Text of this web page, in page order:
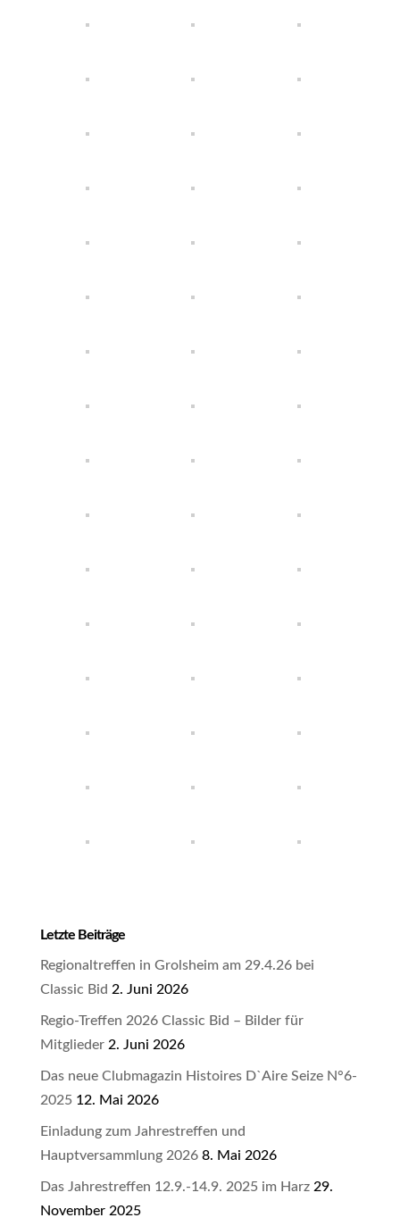
Letzte Beiträge
Regionaltreffen in Grolsheim am 29.4.26 bei
Classic Bid 2. Juni 2026
Regio-Treffen 2026 Classic Bid – Bilder für
Mitglieder 2. Juni 2026
Das neue Clubmagazin Histoires D`Aire Seize N°6-
2025 12. Mai 2026
Einladung zum Jahrestreffen und
Hauptversammlung 2026 8. Mai 2026
Das Jahrestreffen 12.9.-14.9. 2025 im Harz 29.
November 2025